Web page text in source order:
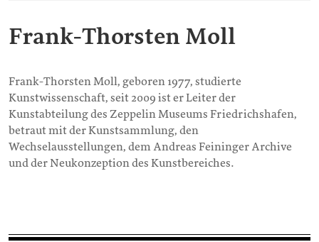
Frank-Thorsten Moll
Frank-Thorsten Moll, geboren 1977, studierte
Kunstwissenschaft, seit 2009 ist er Leiter der
Kunstabteilung des Zeppelin Museums Friedrichshafen,
betraut mit der Kunstsammlung, den
Wechselausstellungen, dem Andreas Feininger Archive
und der Neukonzeption des Kunstbereiches.